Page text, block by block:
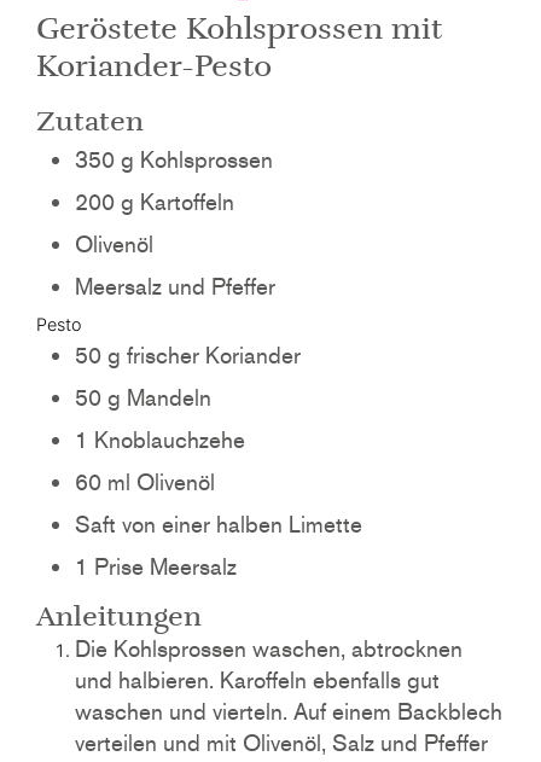
Geröstete Kohlsprossen mit
Koriander-Pesto
Zutaten
350 g Kohlsprossen
200 g Kartoffeln
Olivenöl
Meersalz und Pfeffer
Pesto
50 g frischer Koriander
50 g Mandeln
1 Knoblauchzehe
60 ml Olivenöl
Saft von einer halben Limette
1 Prise Meersalz
Anleitungen
Die Kohlsprossen waschen, abtrocknen
und halbieren. Karoffeln ebenfalls gut
waschen und vierteln. Auf einem Backblech
verteilen und mit Olivenöl, Salz und Pfeffer